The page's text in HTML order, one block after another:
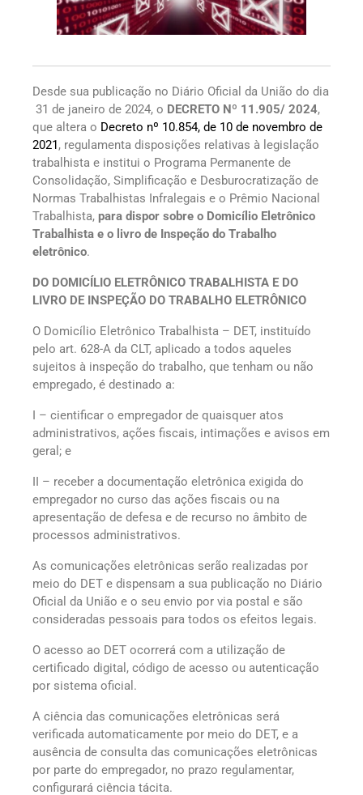
Desde sua publicação no Diário Oficial da União do dia
31 de janeiro de 2024, o DECRETO Nº 11.905/ 2024,
que altera o Decreto nº 10.854, de 10 de novembro de
2021, regulamenta disposições relativas à legislação
trabalhista e institui o Programa Permanente de
Consolidação, Simplificação e Desburocratização de
Normas Trabalhistas Infralegais e o Prêmio Nacional
Trabalhista, para dispor sobre o Domicílio Eletrônico
Trabalhista e o livro de Inspeção do Trabalho
eletrônico.
DO DOMICÍLIO ELETRÔNICO TRABALHISTA E DO
LIVRO DE INSPEÇÃO DO TRABALHO ELETRÔNICO
O Domicílio Eletrônico Trabalhista – DET, instituído
pelo art. 628-A da CLT, aplicado a todos aqueles
sujeitos à inspeção do trabalho, que tenham ou não
empregado, é destinado a:
I – cientificar o empregador de quaisquer atos
administrativos, ações fiscais, intimações e avisos em
geral; e
II – receber a documentação eletrônica exigida do
empregador no curso das ações fiscais ou na
apresentação de defesa e de recurso no âmbito de
processos administrativos.
As comunicações eletrônicas serão realizadas por
meio do DET e dispensam a sua publicação no Diário
Oficial da União e o seu envio por via postal e são
consideradas pessoais para todos os efeitos legais.
O acesso ao DET ocorrerá com a utilização de
certificado digital, código de acesso ou autenticação
por sistema oficial.
A ciência das comunicações eletrônicas será
verificada automaticamente por meio do DET, e a
ausência de consulta das comunicações eletrônicas
por parte do empregador, no prazo regulamentar,
configurará ciência tácita.